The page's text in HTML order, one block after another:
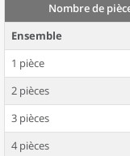
Nombre de
Ensemble
1 pièce
2 pièces
3 pièces
4 pièces